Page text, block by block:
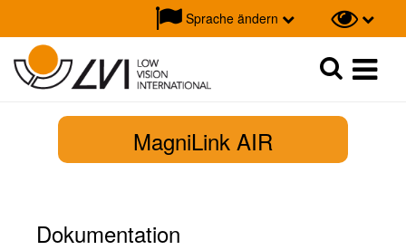
Sprache ändern
Suche
MagniLink AIR
Dokumentation